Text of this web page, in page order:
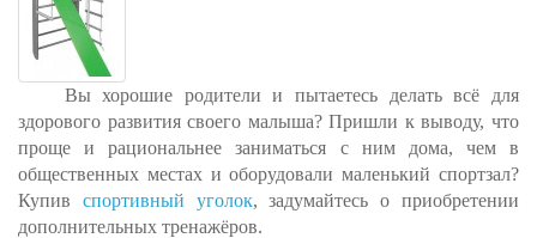
Вы хорошие родители и пытаетесь делать всё для
здорового развития своего малыша? Пришли к выводу, что
проще и рациональнее заниматься с ним дома, чем в
общественных местах и оборудовали маленький спортзал?
Купив спортивный уголок, задумайтесь о приобретении
дополнительных тренажёров.